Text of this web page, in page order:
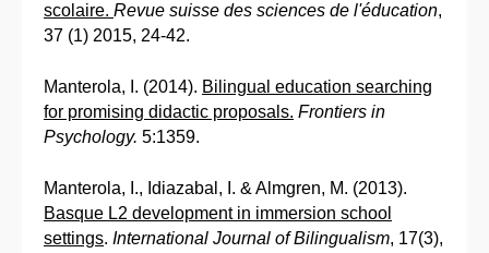
scolaire. Revue suisse des sciences de l'éducation,
37 (1) 2015, 24-42.
Manterola, I. (2014). Bilingual education searching
for promising didactic proposals. Frontiers in
Psychology. 5:1359.
Manterola, I., Idiazabal, I. & Almgren, M. (2013).
Basque L2 development in immersion school
settings. International Journal of Bilingualism, 17(3),